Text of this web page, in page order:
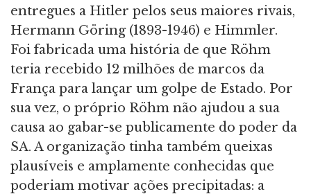
entregues a Hitler pelos seus maiores rivais,
Hermann Göring (1893-1946) e Himmler.
Foi fabricada uma história de que Röhm
teria recebido 12 milhões de marcos da
França para lançar um golpe de Estado. Por
sua vez, o próprio Röhm não ajudou a sua
causa ao gabar-se publicamente do poder da
SA. A organização tinha também queixas
plausíveis e amplamente conhecidas que
poderiam motivar ações precipitadas: a